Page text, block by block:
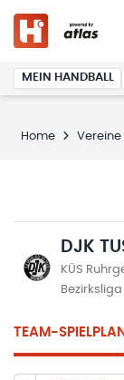
MEIN HANDBALL
Home Vereine
DJK
KÜS
TEAM-SPIELPLAN